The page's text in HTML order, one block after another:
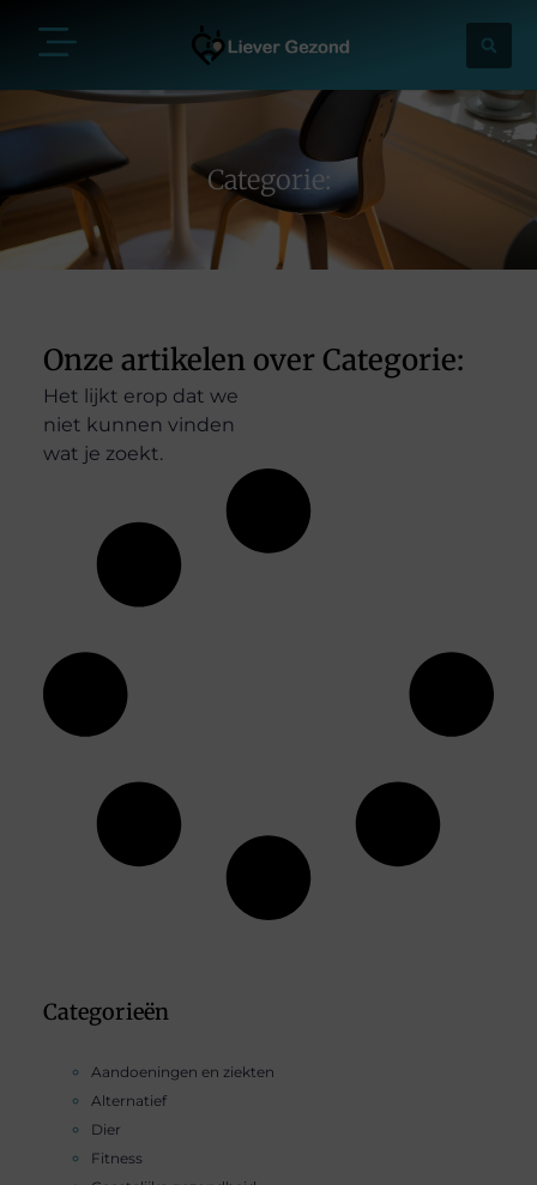
Categorie:
Categorieën
Aandoeningen en ziekten
Alternatief
Dier
Fitness
Onze artikelen over Categorie:
Het lijkt erop dat we
niet kunnen vinden
wat je zoekt.